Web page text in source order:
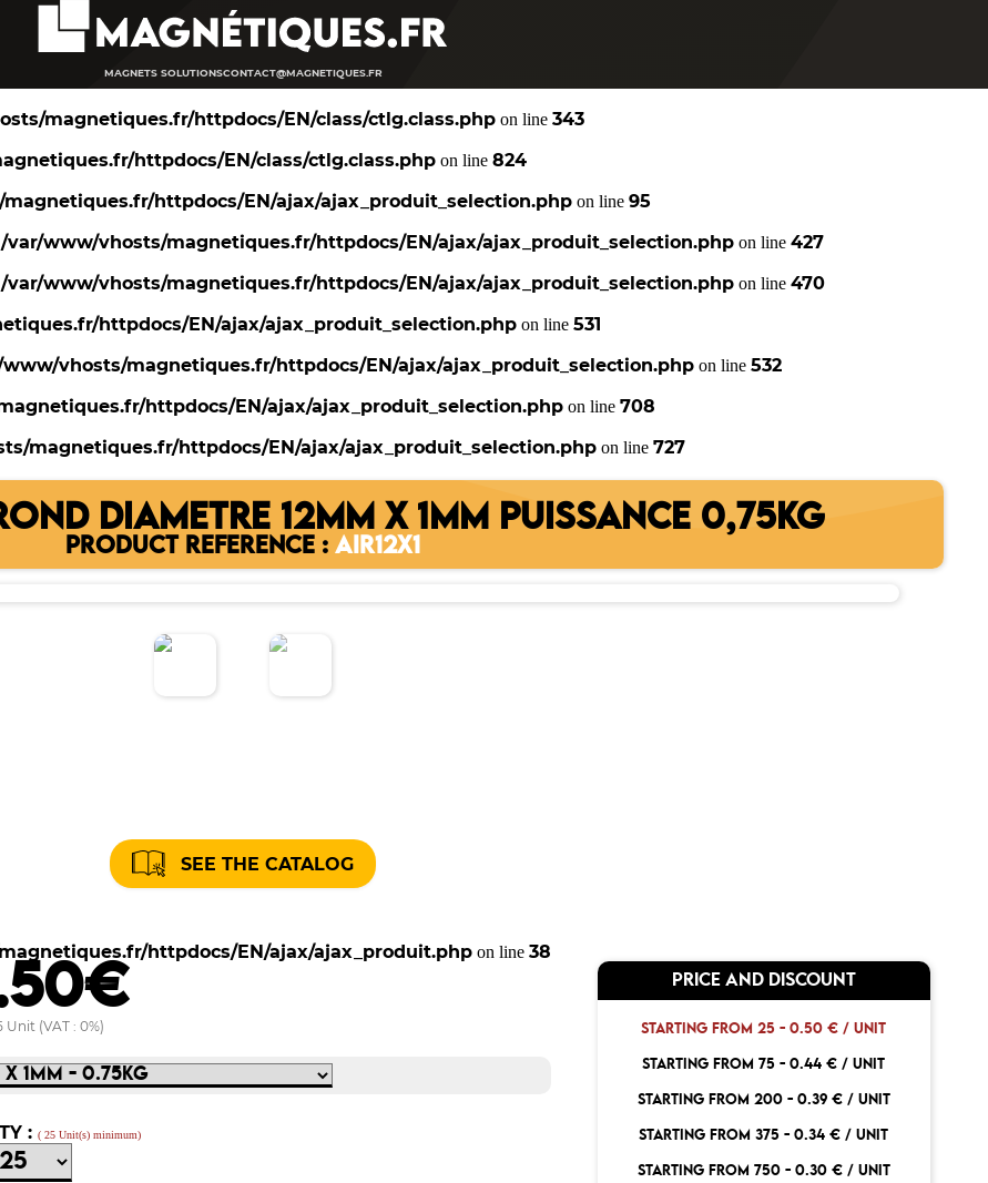
MAGNETS SOLUTIONSCONTACT@MAGNETIQUES.FR
magnetiques.fr/httpdocs/EN/class/ctlg.class.php on line 343
httpdocs/EN/class/ctlg.class.php on line 824
httpdocs/EN/ajax/ajax_produit_selection.php on line 95
/var/www/vhosts/magnetiques.fr/httpdocs/EN/ajax/ajax_produit_selection.php on line 427
/var/www/vhosts/magnetiques.fr/httpdocs/EN/ajax/ajax_produit_selection.php on line 470
httpdocs/EN/ajax/ajax_produit_selection.php on line 531
vhosts/magnetiques.fr/httpdocs/EN/ajax/ajax_produit_selection.php on line 532
httpdocs/EN/ajax/ajax_produit_selection.php on line 708
magnetiques.fr/httpdocs/EN/ajax/ajax_produit_selection.php on line 727
DIAMETRE 12MM X 1MM PUISSANCE 0,75KG
PRODUCT REFERENCE : AIR12X1
SEE THE CATALOG
httpdocs/EN/ajax/ajax_produit.phpon line 38
Unit (VAT : 0%)
: ( 25 Unit(s) minimum)
PRICE AND DISCOUNT
STARTING FROM 25 -0.50 € / UNIT
STARTING FROM 75 -0.44 € / UNIT
STARTING FROM 200 - 0.39 € / UNIT
STARTING FROM 375 -0.34 € / UNIT
STARTING FROM 750 - 0.30 € / UNIT